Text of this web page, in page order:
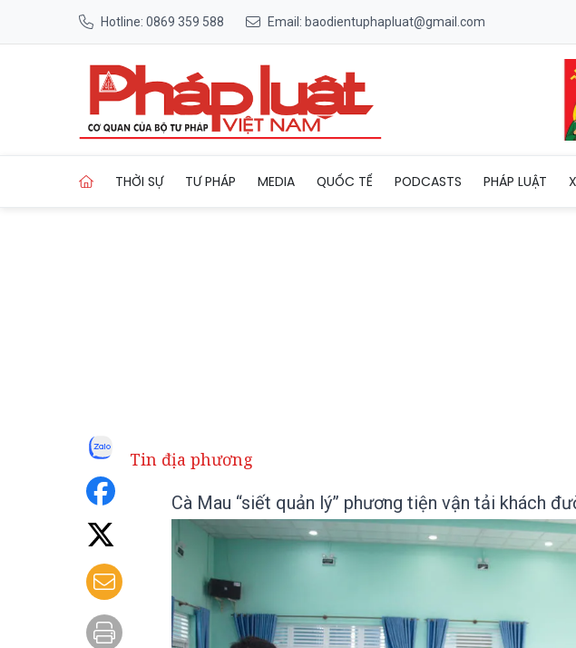
Hotline: 0869 359 588 Email: baodientuphapluat@gmail.com
THỜI SỰ TƯ PHÁP MEDIA QUỐC TẾ PODCASTS PHÁP LUẬT
Tin địa phương
Cà Mau “siết quản lý” phương tiện vận tải khách